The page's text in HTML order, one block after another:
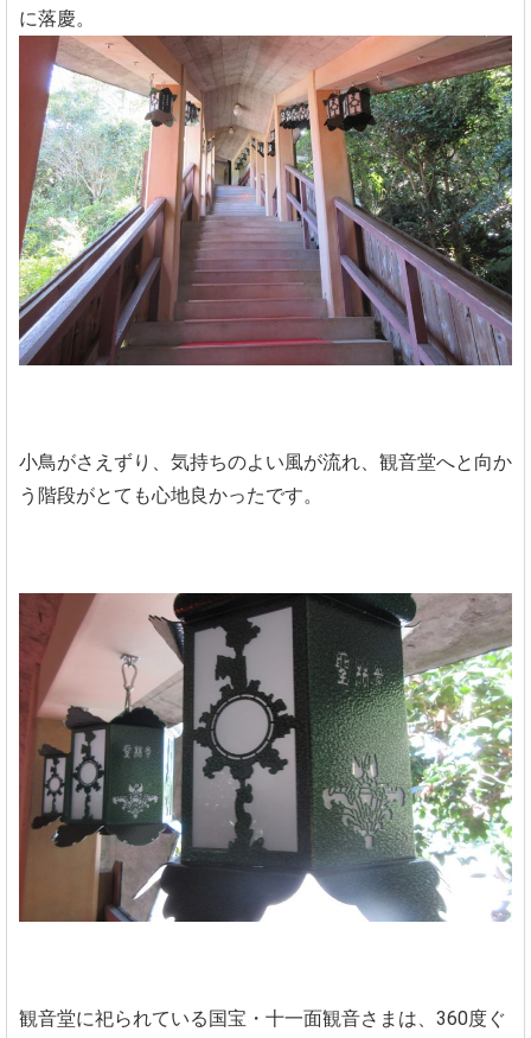
に落慶。
小鳥がさえずり、気持ちのよい風が流れ、観音堂へと向か
う階段がとても心地良かったです。
観音堂に祀られている国宝・十一面観音さまは、360度ぐ